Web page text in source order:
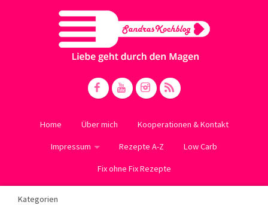
Home Über mich Kooperationen & Kontakt
Impressum Rezepte A-Z Low Carb
Fix ohne Fix Rezepte
Kategorien